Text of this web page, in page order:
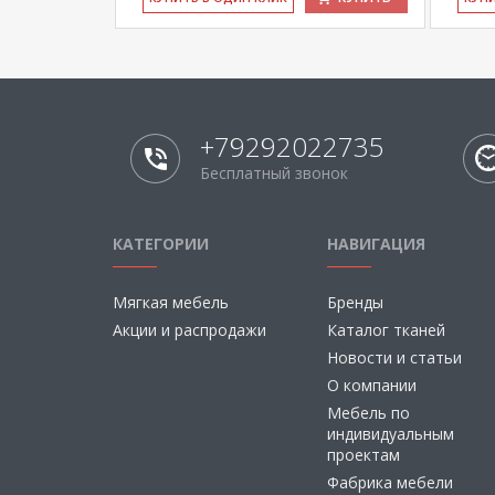
+79292022735
Бесплатный звонок
КАТЕГОРИИ
Мягкая мебель
Акции и распродажи
НАВИГАЦИЯ
Бренды
Каталог тканей
Новости и статьи
О компании
Мебель по
индивидуальным
проектам
Фабрика мебели